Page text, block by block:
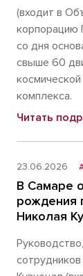
(входит в
корпорацию
со дня
свыше 60
комплекса.
Читать
23.06.2026
В Самаре
рождения
Николая